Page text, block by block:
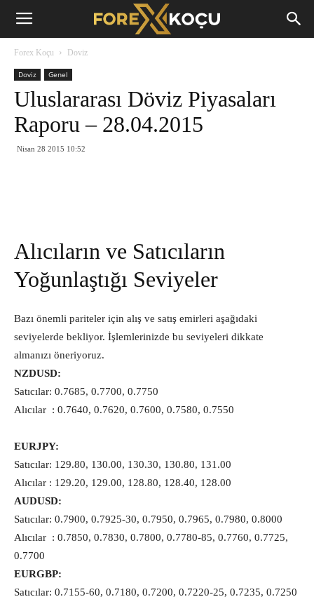
Forex
Forex Koçu Doviz
Doviz Genel
Uluslararası Döviz Piyasaları
Raporu – 28.04.2015
Nisan 28 2015 10:52
Alıcıların ve Satıcıların
Yoğunlaştığı Seviyeler
Bazı önemli pariteler için alış ve satış emirleri aşağıdaki
seviyelerde bekliyor. İşlemlerinizde bu seviyeleri dikkate
almanızı öneriyoruz.
NZDUSD:
Satıcılar: 0.7685, 0.7700, 0.7750
Alıcılar : 0.7640, 0.7620, 0.7600, 0.7580, 0.7550
EURJPY:
Satıcılar: 129.80, 130.00, 130.30, 130.80, 131.00
Alıcılar : 129.20, 129.00, 128.80, 128.40, 128.00
AUDUSD:
Satıcılar: 0.7900, 0.7925-30, 0.7950, 0.7965, 0.7980, 0.8000
Alıcılar : 0.7850, 0.7830, 0.7800, 0.7780-85, 0.7760, 0.7725,
0.7700
EURGBP:
Satıcılar: 0.7155-60, 0.7180, 0.7200, 0.7220-25, 0.7235, 0.7250